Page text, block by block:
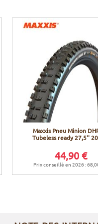
Maxxis Pneu Minion
Tubeless ready 27,5''
44,90 €
Prix conseillé en 2026 :